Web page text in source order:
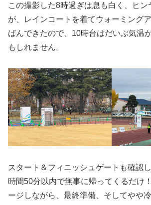
この撮影した8時過ぎは息も白く、ヒン
が、レインコートを着てウォーミング
ばんできたので、10時台はだいぶ気温
もしれません。
スタート＆フィニッシュゲートも確認
時間50分以内で無事に帰ってくるだけ
ージしながら、最終準備、そしてやや